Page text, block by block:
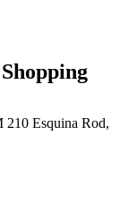
Esquina Rod,